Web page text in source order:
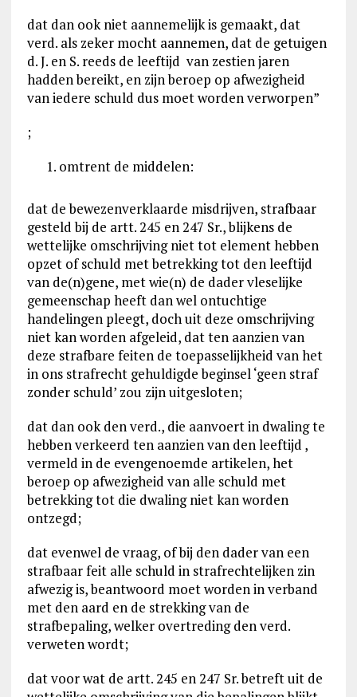
dat dan ook niet aannemelijk is gemaakt, dat
verd. als zeker mocht aannemen, dat de getuigen
d. J. en S. reeds de leeftijd van zestien jaren
hadden bereikt, en zijn beroep op afwezigheid
van iedere schuld dus moet worden verworpen”
;
omtrent de middelen:
dat de bewezenverklaarde misdrijven, strafbaar
gesteld bij de artt. 245 en 247 Sr., blijkens de
wettelijke omschrijving niet tot element hebben
opzet of schuld met betrekking tot den leeftijd
van de(n)gene, met wie(n) de dader vleselijke
gemeenschap heeft dan wel ontuchtige
handelingen pleegt, doch uit deze omschrijving
niet kan worden afgeleid, dat ten aanzien van
deze strafbare feiten de toepasselijkheid van het
in ons strafrecht gehuldigde beginsel ‘geen straf
zonder schuld’ zou zijn uitgesloten;
dat dan ook den verd., die aanvoert in dwaling te
hebben verkeerd ten aanzien van den leeftijd ,
vermeld in de evengenoemde artikelen, het
beroep op afwezigheid van alle schuld met
betrekking tot die dwaling niet kan worden
ontzegd;
dat evenwel de vraag, of bij den dader van een
strafbaar feit alle schuld in strafrechtelijken zin
afwezig is, beantwoord moet worden in verband
met den aard en de strekking van de
strafbepaling, welker overtreding den verd.
verweten wordt;
dat voor wat de artt. 245 en 247 Sr. betreft uit de